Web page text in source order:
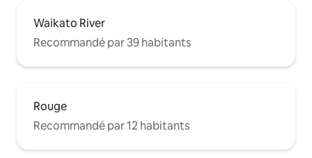
Waikato River
Recommandé par 39 habitants
Rouge
Recommandé par 12 habitants